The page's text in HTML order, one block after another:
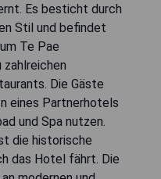
Es besticht durch
Stil und befindet
Te Pae
Die Gäste
eines Partnerhotels
und Spa nutzen.
die historische
das Hotel fährt. Die